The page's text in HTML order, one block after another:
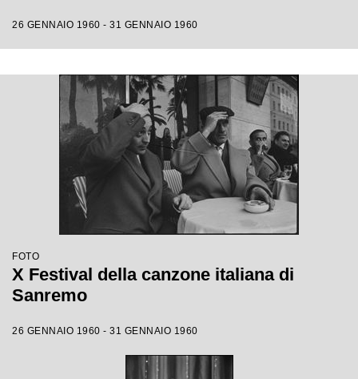
26 GENNAIO 1960 - 31 GENNAIO 1960
FOTO
X Festival della canzone italiana di
Sanremo
26 GENNAIO 1960 - 31 GENNAIO 1960